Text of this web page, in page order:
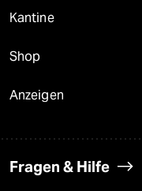
Kantine
Shop
Anzeigen
Fragen & Hilfe